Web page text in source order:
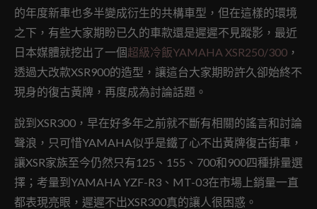
的年度新車也多半變成衍生的共構車型，但在這樣的環境
之下，有些大家期盼已久的車款還是遲遲不見蹤影，最近
日本媒體就挖出了一個超級冷飯YAMAHA XSR250/300 ，
透過大改款XSR900的造型，讓這台大家期盼許久卻始終不
現身的復古黃牌，再度成為討論話題。
說到XSR300，早在好多年之前就不斷有相關的謠言和討論
聲浪，只可惜YAMAHA似乎是鐵了心不出黃牌復古街車，
讓XSR家族至今仍然只有125、155、700和900四種排量選
擇；考量到YAMAHA YZF-R3、MT-03在市場上銷量一直
都表現亮眼，遲遲不出XSR300真的讓人很困惑。